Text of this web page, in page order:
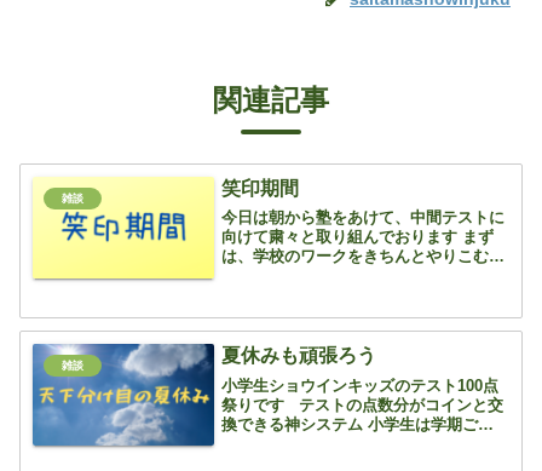
関連記事
雑談 笑印期間
今日は朝から塾をあけて、中間テストに
向けて粛々と取り組んでおります まず
は、学校のワークをきちんとやりこむこ
やって、持ってこない子・・・ ありえな
い・・・ 当塾で...
雑談 夏休みも頑張ろう
小学生ショウインキッズのテスト100点
祭りです テストの点数分がコインと交
換できる神システム 小学生は学期ごとに